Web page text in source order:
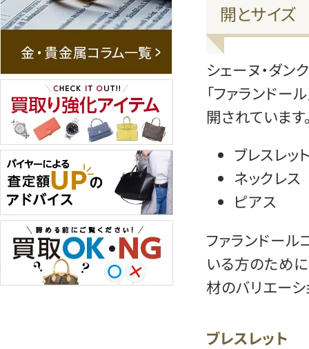
開とサイズ
シェーヌ・ダ
「ファランドー
開されています
ブレスレッ
ネックレス
ピアス
ファランドール
いる方のために
材のバリエーシ
ブレスレット